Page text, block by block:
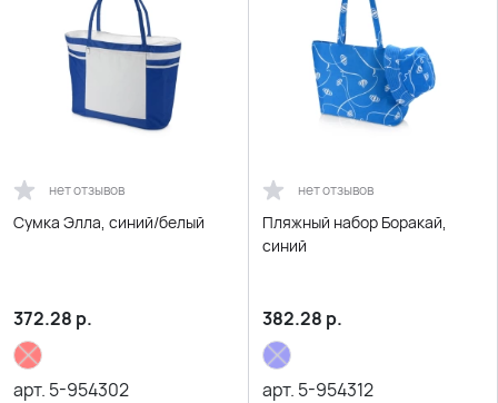
нет отзывов
Сумка Элла, синий/белый
372.28 р.
арт. 5-954302
нет отзывов
Пляжный набор Боракай,
синий
382.28 р.
арт. 5-954312